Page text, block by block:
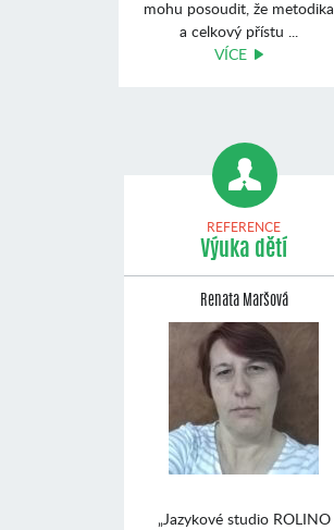
mohu posoudit, že metodika
a celkový přístu ...
VÍCE
REFERENCE
Výuka dětí
Renata Maršová
„Jazykové studio ROLINO